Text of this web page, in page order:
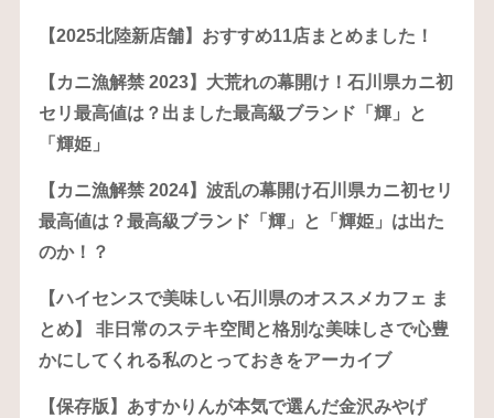
【2025北陸新店舗】おすすめ11店まとめました！
【カニ漁解禁 2023】大荒れの幕開け！石川県カニ初
セリ最高値は？出ました最高級ブランド「輝」と
「輝姫」
【カニ漁解禁 2024】波乱の幕開け石川県カニ初セリ
最高値は？最高級ブランド「輝」と「輝姫」は出た
のか！？
【ハイセンスで美味しい石川県のオススメカフェ ま
とめ】 非日常のステキ空間と格別な美味しさで心豊
かにしてくれる私のとっておきをアーカイブ
【保存版】あすかりんが本気で選んだ金沢みやげ